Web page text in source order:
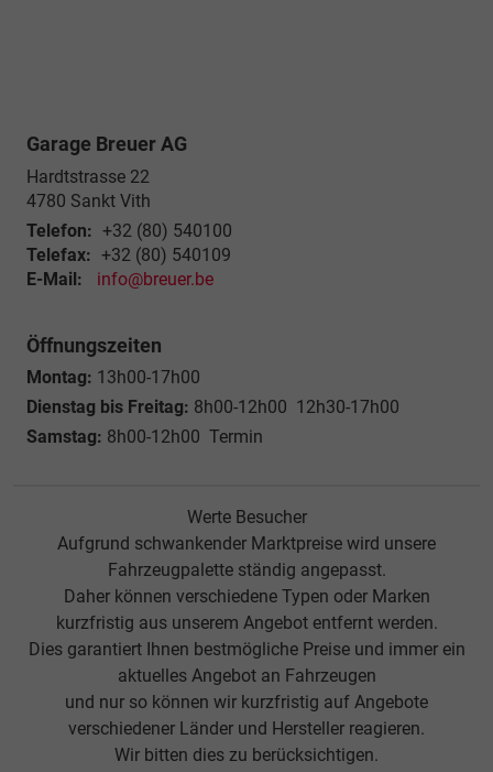
Garage Breuer AG
Hardtstrasse 22
4780 Sankt Vith
Telefon: +32 (80) 540100
Telefax: +32 (80) 540109
E-Mail:
info@breuer.be
Öffnungszeiten
Montag: 13h00-17h00
Dienstag bis Freitag: 8h00-12h00 12h30-17h00
Samstag: 8h00-12h00 Termin
Werte Besucher
Aufgrund schwankender Marktpreise wird unsere
Fahrzeugpalette ständig angepasst.
Daher können verschiedene Typen oder Marken
kurzfristig aus unserem Angebot entfernt werden.
Dies garantiert Ihnen bestmögliche Preise und immer ein
aktuelles Angebot an Fahrzeugen
und nur so können wir kurzfristig auf Angebote
verschiedener Länder und Hersteller reagieren.
Wir bitten dies zu berücksichtigen.